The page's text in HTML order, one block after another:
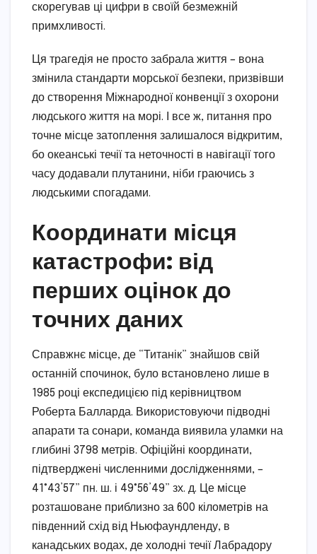
скорегував ці цифри в своїй безмежній
примхливості.
Ця трагедія не просто забрала життя – вона
змінила стандарти морської безпеки, призвівши
до створення Міжнародної конвенції з охорони
людського життя на морі. І все ж, питання про
точне місце затоплення залишалося відкритим,
бо океанські течії та неточності в навігації того
часу додавали плутанини, ніби граючись з
людськими спогадами.
Координати місця
катастрофи: від
перших оцінок до
точних даних
Справжнє місце, де “Титанік” знайшов свій
останній спочинок, було встановлено лише в
1985 році експедицією під керівництвом
Роберта Балларда. Використовуючи підводні
апарати та сонари, команда виявила уламки на
глибині 3798 метрів. Офіційні координати,
підтверджені численними дослідженнями, –
41°43’57” пн. ш. і 49°56’49” зх. д. Це місце
розташоване приблизно за 600 кілометрів на
південний схід від Ньюфаундленду, в
канадських водах, де холодні течії Лабрадору